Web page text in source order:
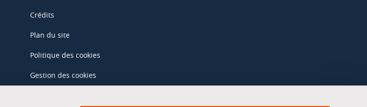
Crédits
Plan du site
Politique des cookies
Gestion des cookies